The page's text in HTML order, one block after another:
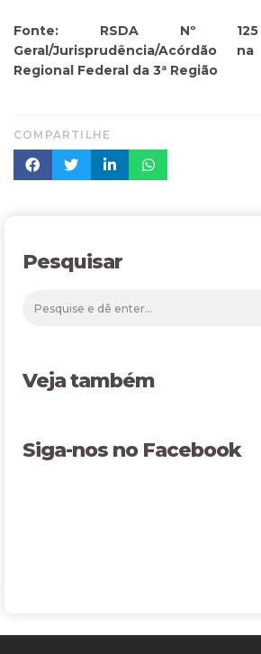
Fonte: RSDA Nº
Geral/Jurisprudência/Acórdão
Regional Federal da 3ª Região
COMPARTILHE
Pesquisar
Veja também
Siga-nos no Facebook